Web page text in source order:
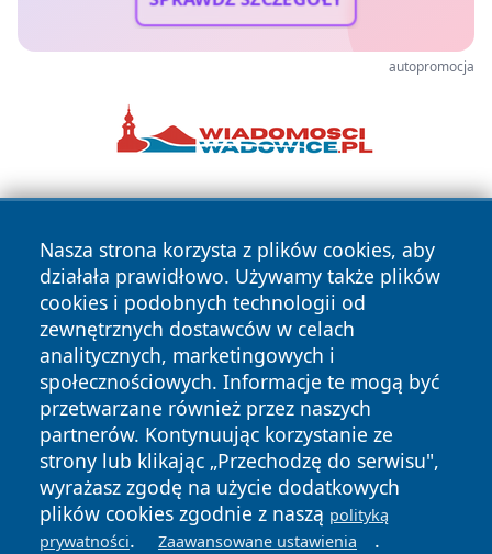
autopromocja
Nasza strona korzysta z plików cookies, aby
działała prawidłowo. Używamy także plików
cookies i podobnych technologii od
zewnętrznych dostawców w celach
analitycznych, marketingowych i
społecznościowych. Informacje te mogą być
przetwarzane również przez naszych
partnerów. Kontynuując korzystanie ze
strony lub klikając „Przechodzę do serwisu",
wyrażasz zgodę na użycie dodatkowych
plików cookies zgodnie z naszą polityką
prywatności. Zaawansowane ustawienia .
Copyright © 2026 wrotatarnowa.pl Wszystkie prawa
zastrzeżone.
News Autorzy
Polityka
Prywatności
Polityka
Cookies